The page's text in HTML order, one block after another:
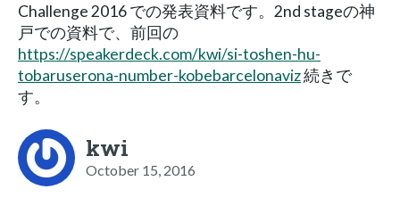
Challenge 2016 での発表資料です。2nd stageの神
戸での資料で、前回の
https://speakerdeck.com/kwi/si-toshen-hu-
tobaruserona-number-kobebarcelonaviz続きで
す。
kwi
October 15, 2016